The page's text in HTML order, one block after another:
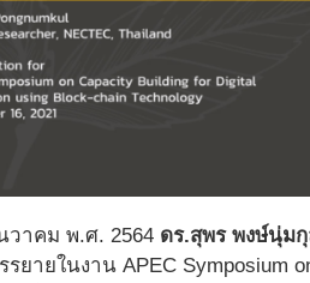
วาคม พ.ศ. 2564 ดร.สุพร พงษ์นุ่ม
ยายในงาน APEC Symposium